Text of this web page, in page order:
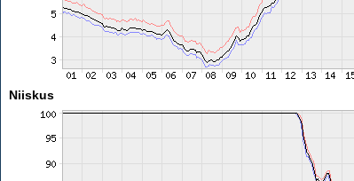
Niiskus